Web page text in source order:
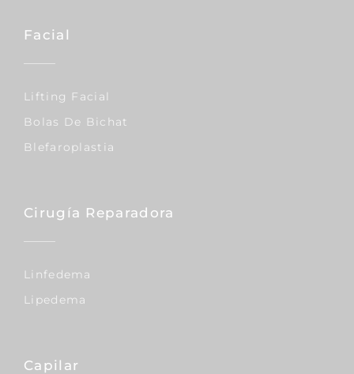
Facial
Lifting Facial
Bolas De Bichat
Blefaroplastia
Cirugía Reparadora
Linfedema
Lipedema
Capilar